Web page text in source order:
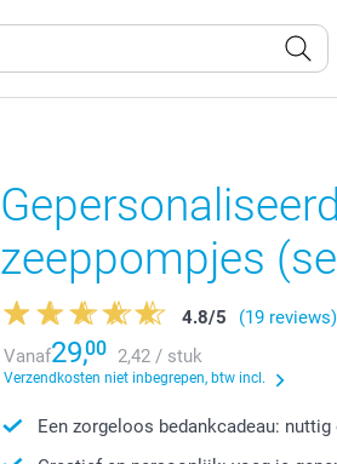
zeeppompjes
4.8/5
(19 reviews)
Vanaf29,00 2,42 / stuk
Verzendkosten niet inbegrepen, btw incl.
Een zorgeloos bedankcadeau: